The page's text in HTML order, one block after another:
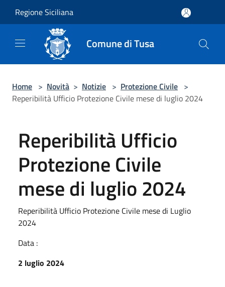
Regione Siciliana
Comune di Tusa
Home > Novità > Notizie > Protezione Civile >
Reperibilità Ufficio Protezione Civile mese di luglio 2024
Reperibilità Ufficio
Protezione Civile
mese di luglio 2024
Reperibilità Ufficio Protezione Civile mese di Luglio
2024
Data :
2 luglio 2024